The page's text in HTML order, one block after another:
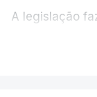
A legislação